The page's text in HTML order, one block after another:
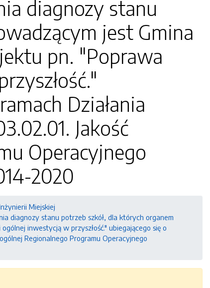
diagnozy stanu
jest Gmina
pn. "Poprawa
Działania
Jakość
Operacyjnego
2020
Miejskiej
diagnozy stanu potrzeb szkół, dla których organem
inwestycją w przyszłość." ubiegającego się o
Regionalnego Programu Operacyjnego